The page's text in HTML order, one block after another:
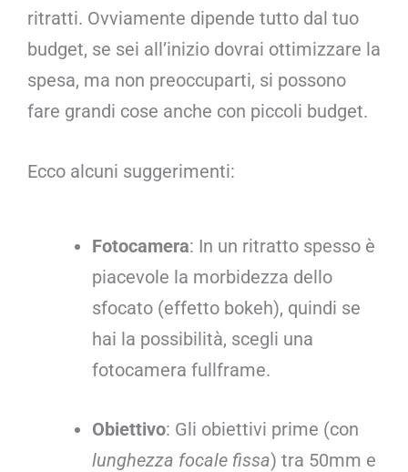
ritratti. Ovviamente dipende tutto dal tuo
budget, se sei all’inizio dovrai ottimizzare la
spesa, ma non preoccuparti, si possono
fare grandi cose anche con piccoli budget.
Ecco alcuni suggerimenti:
Fotocamera: In un ritratto spesso è
piacevole la morbidezza dello
sfocato (effetto bokeh), quindi se
hai la possibilità, scegli una
fotocamera fullframe.
Obiettivo: Gli obiettivi prime (con
lunghezza focale fissa) tra 50mm e